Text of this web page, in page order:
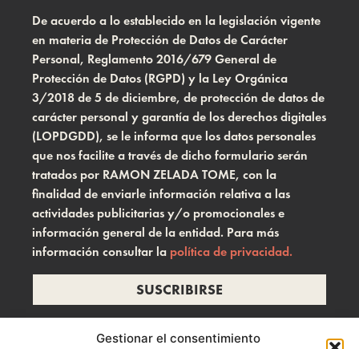
Gestionar el consentimiento
De acuerdo a lo establecido en la legislación vigente
en materia de Protección de Datos de Carácter
Personal, Reglamento 2016/679 General de
Protección de Datos (RGPD) y la Ley Orgánica
3/2018 de 5 de diciembre, de protección de datos de
carácter personal y garantía de los derechos digitales
(LOPDGDD), se le informa que los datos personales
que nos facilite a través de dicho formulario serán
tratados por RAMON ZELADA TOME, con la
finalidad de enviarle información relativa a las
actividades publicitarias y/o promocionales e
información general de la entidad. Para más
información consultar la política de privacidad.
SUSCRIBIRSE